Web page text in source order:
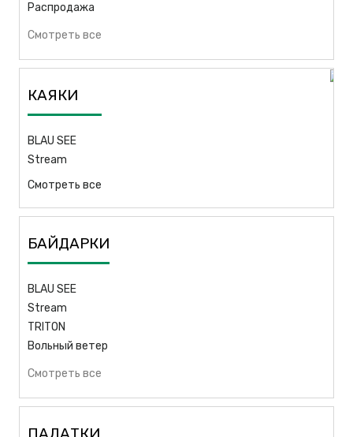
Распродажа
Смотреть все
КАЯКИ
BLAU SEE
Stream
Смотреть все
БАЙДАРКИ
BLAU SEE
Stream
TRITON
Вольный ветер
Смотреть все